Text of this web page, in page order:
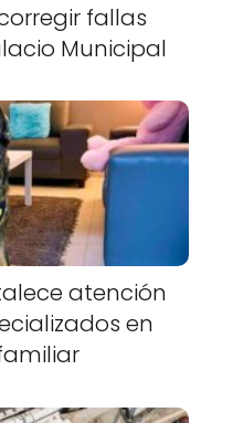
fallas
Municipal
atención
en